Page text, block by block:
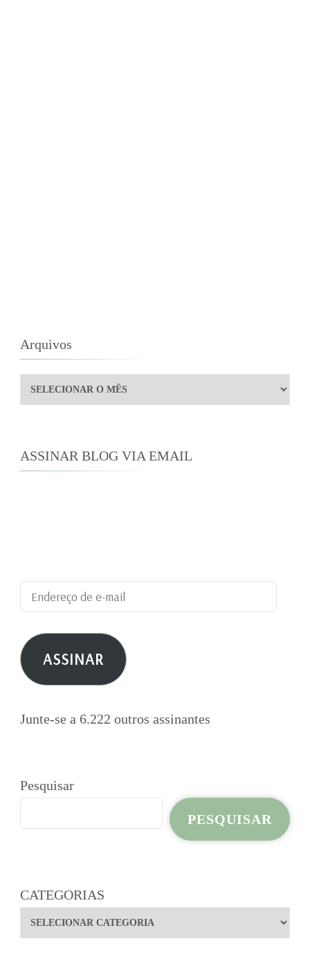
Arquivos
Arquivos
ASSINAR BLOG VIA EMAIL
Endereço
de
e-
mail ASSINAR
Junte-se a 6.222 outros assinantes
Pesquisar
PESQUISAR
CATEGORIAS